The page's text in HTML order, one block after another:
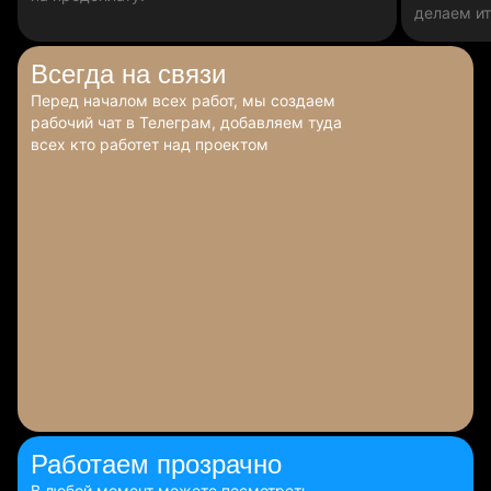
делаем
Всегда на связи
Перед началом всех работ, мы создаем
рабочий чат в Телеграм, добавляем туда
всех кто работет над проектом
Работаем прозрачно